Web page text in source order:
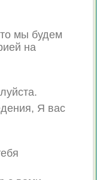
мы будем
на
Я вас